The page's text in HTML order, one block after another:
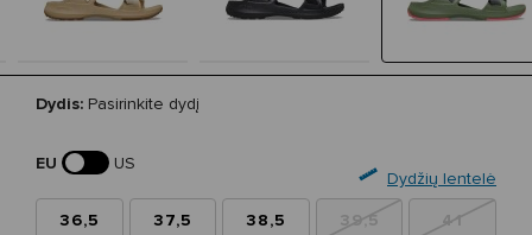
Dydis: Pasirinkite dydį
EU
US
Dydžių lentelė
36,5 37,5 38,5 39,5 41